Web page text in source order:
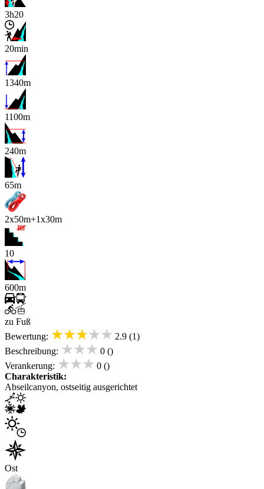
3h20
20min
1340m
1100m
240m
x
65m
2x50m+1x30m
10
600m
zu Fuß
Bewertung: ★★★★★ 2.9 (1)
Beschreibung: ★★★ 0 ()
Verankerung: ★★★ 0 ()
Charakteristik:
Abseilcanyon, ostseitig ausgerichtet
Ost